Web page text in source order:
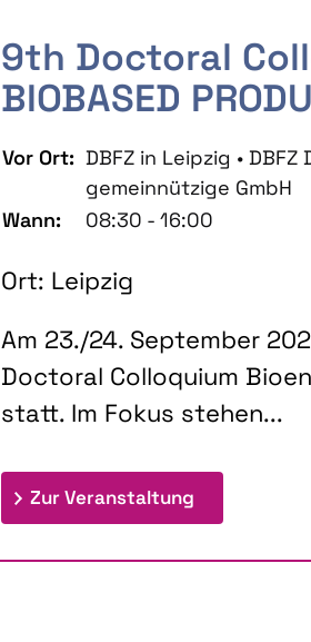
9th Doctoral
BIOBASED
Vor Ort: DBFZ in Leipzig •
gemeinnützige GmbH
Wann:
08:30 - 16:00
Ort: Leipzig
Am 23./24. September
Doctoral Colloquium
statt. Im Fokus stehen...
Zur Veranstaltung: 9th Doctoral